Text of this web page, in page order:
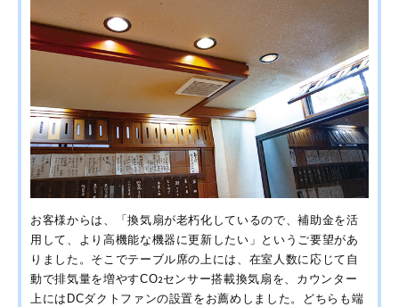
お客様からは、「換気扇が老朽化しているので、補助金を活
用して、より高機能な機器に更新したい」というご要望があ
りました。そこでテーブル席の上には、在室人数に応じて自
動で排気量を増やすCO2センサー搭載換気扇を、カウンター
上にはDCダクトファンの設置をお薦めしました。どちらも端